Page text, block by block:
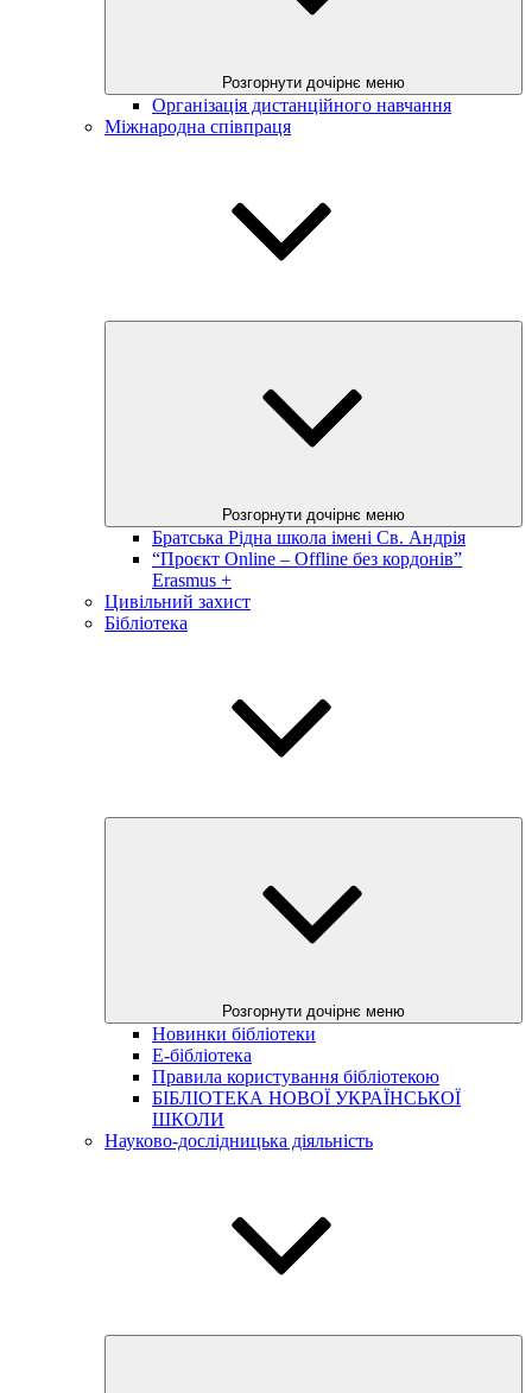
Розгорнути дочірнє меню
Організація дистанційного навчання
Міжнародна співпраця
Розгорнути дочірнє меню
Братська Рідна школа імені Св. Андрія
“Проєкт Online – Offline без кордонів”
Erasmus +
Цивільний захист
Бібліотека
Розгорнути дочірнє меню
Новинки бібліотеки
E-бібліотека
Правила користування бібліотекою
БІБЛІОТЕКА НОВОЇ УКРАЇНСЬКОЇ
ШКОЛИ
Науково-дослідницька діяльність